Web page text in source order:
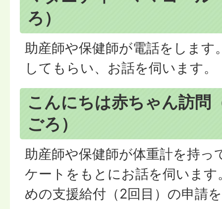
ろ）
助産師や保健師が電話をします
してもらい、お話を伺います。
こんにちは赤ちゃん訪問
ごろ）
助産師や保健師が体重計を持っ
ケートをもとにお話を伺いま
めの支援給付（2回目）の申請